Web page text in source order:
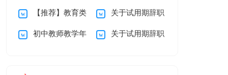
实习报告4篇 实习报告4篇
【推荐】教育类
实习报告3篇
关于试用期辞职
报告模板9篇
初中教师教学年 关于试用期辞职